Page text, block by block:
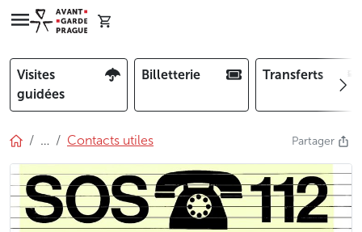
Visites
guidées
Billetterie Transferts
… Contacts utiles Partager